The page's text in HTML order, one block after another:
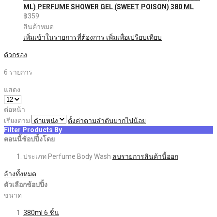
ML) PERFUME SHOWER GEL (SWEET POISON) 380 ML
฿359
สินค้าหมด
เพิ่มเข้าในรายการที่ต้องการ เพิ่มเพื่อเปรียบเทียบ
ตัวกรอง
6 รายการ
แสดง
ต่อหน้า
เรียงตาม
ตั้งค่าตามลำดับมากไปน้อย
Filter Products By
ตอนนี้ช้อปปิ้งโดย
ประเภทPerfume Body Wash ลบรายการสินค้านี้ออก
ล้างทั้งหมด
ตัวเลือกช้อปปิ้ง
ขนาด
380ml 6 ชิ้น